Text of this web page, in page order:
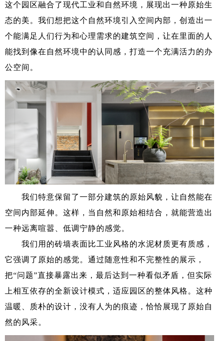
这个园区融合了现代工业和自然环境，展现出一种原始生
态的美。我们想把这个自然环境引入空间内部，创造出一
个能满足人们行为和心理需求的建筑空间，让在里面的人
能找到像在自然环境中的认同感，打造一个充满活力的办
公空间。
我们特意保留了一部分建筑的原始风貌，让自然能在
空间内部延伸。这样，当自然和原始相结合，就能营造出
一种远离喧嚣、低调宁静的感觉。
我们用的砖墙表面比工业风格的水泥材质更有质感，
它强调了原始的感觉。通过随意性和不完整性的展示，
把“问题”直接暴露出来，最后达到一种看似矛盾，但实际
上相互依存的全新设计模式，适应园区的整体风格。这种
温暖、质朴的设计，没有人为的痕迹，恰恰展现了原始自
然的风采。